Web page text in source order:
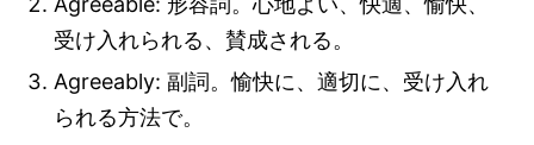
受け入れられる、賛成される。
Agreeably: 副詞。愉快に、適切に、受け入れ
られる方法で。